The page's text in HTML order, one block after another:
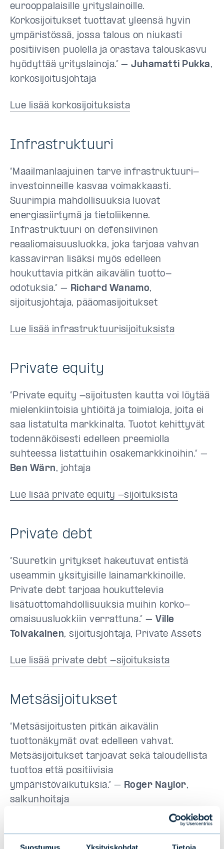
eurooppalaisille yrityslainoille.
Korkosijoitukset tuottavat yleensä hyvin
ympäristössä, jossa talous on niukasti
positiivisen puolella ja orastava talouskasvu
hyödyttää yrityslainoja.” –Juhamatti Pukka,
korkosijoitusjohtaja
Lue lisää korkosijoituksista
Infrastruktuuri
”Maailmanlaajuinen tarve infrastruktuuri-
investoinneille kasvaa voimakkaasti.
Suurimpia mahdollisuuksia luovat
energiasiirtymä ja tietoliikenne.
Infrastruktuuri on defensiivinen
reaaliomaisuusluokka, joka tarjoaa vahvan
kassavirran lisäksi myös edelleen
houkuttavia pitkän aikavälin tuotto-
odotuksia.” – Richard Wanamo,
sijoitusjohtaja, pääomasijoitukset
Lue lisää infrastruktuurisijoituksista
Private equity
”Private equity -sijoitusten kautta voi löytää
mielenkiintoisia yhtiöitä ja toimialoja, joita ei
saa listatulta markkinalta. Tuotot kehittyvät
todennäköisesti edelleen preemiolla
suhteessa listattuihin osakemarkkinoihin.” –
Ben Wärn, johtaja
Lue lisää private equity -sijoituksista
Private debt
”Suuretkin yritykset hakeutuvat entistä
useammin yksityisille lainamarkkinoille.
Private debt tarjoaa houkuttelevia
lisätuottomahdollisuuksia muihin korko-
omaisuusluokkiin verrattuna.” –Ville
Toivakainen, sijoitusjohtaja, Private Assets
Lue lisää private debt -sijoituksista
Metsäsijoitukset
”Metsäsijoitusten pitkän aikavälin
tuottonäkymät ovat edelleen vahvat.
Metsäsijoitukset tarjoavat sekä taloudellista
tuottoa että positiivisia
ympäristövaikutuksia.” – Roger Naylor,
salkunhoitaja